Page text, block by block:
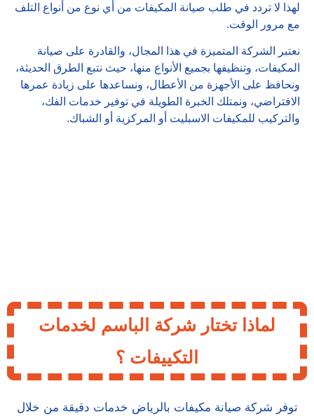
لهذا لا تردد في طلب صيانة المكيفات من أي نوع من أنواع التلف
مع مرور الوقت.
نعتبر الشركة المتميزة في هذا المجال، والقادرة على صيانة
المكيفات، وتنظيفها بجميع الأنواع منها، حيث نتبع الطرق الحديثة،
ونحافظ على الأجهزة من الأعطال، ونساعدها على زيادة عمرها
الافتراضي، ونمتلك الخبرة الطويلة في توفير خدمات الفك،
والتركيب للمكيفات الاسبليت أو المركزية أو الشباك.
لماذا تختار شركة الباسم لخدمات
التكييفات ؟
توفر شركة صيانة مكيفات بالرياض خدمات دقيقة من خلال